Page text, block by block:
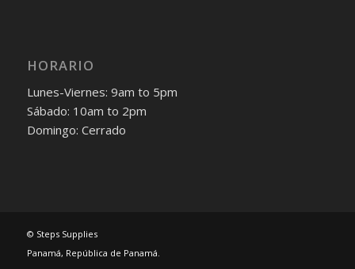
HORARIO
Lunes-Viernes: 9am to 5pm
Sábado: 10am to 2pm
Domingo: Cerrado
© Steps Supplies
Panamá, República de Panamá.